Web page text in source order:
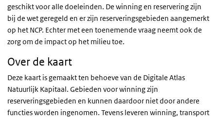
geschikt voor alle doeleinden. De winning en reservering zijn
bij de wet geregeld en er zijn reserveringsgebieden aangemerkt
op het NCP. Echter met een toenemende vraag neemt ook de
zorg om de impact op het milieu toe.
Over de kaart
Deze kaart is gemaakt ten behoeve van de Digitale Atlas
Natuurlijk Kapitaal. Gebieden voor winning zijn
reserveringsgebieden en kunnen daardoor niet door andere
functies worden ingenomen. Tevens leveren winning, transport